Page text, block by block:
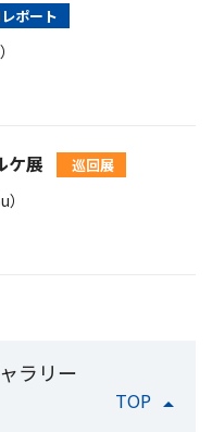
ポート
ケ展 巡回展
ラリー
TOP